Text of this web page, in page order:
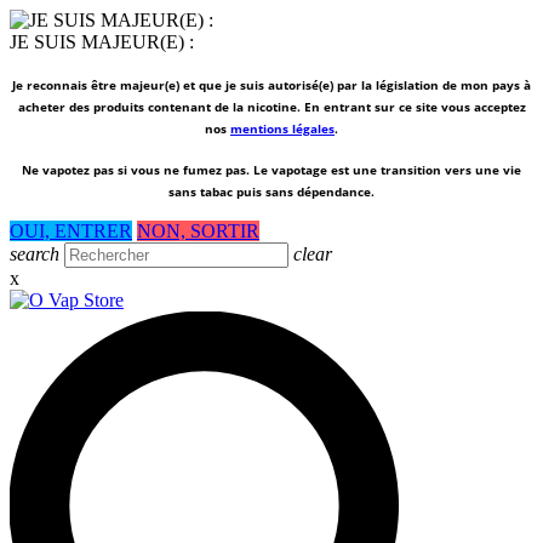
JE SUIS MAJEUR(E) :
Je reconnais être majeur(e) et que je suis autorisé(e) par la législation de mon pays à
acheter des produits contenant de la nicotine. En entrant sur ce site vous acceptez
nos mentions légales.
Ne vapotez pas si vous ne fumez pas. Le vapotage est une transition vers une vie
sans tabac puis sans dépendance.
OUI, ENTRER NON, SORTIR
search
clear
x